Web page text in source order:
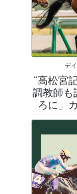
デ
“高松宮
調教師も
ろに」